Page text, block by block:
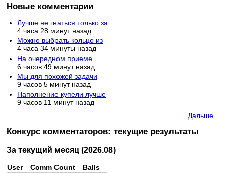
Новые комментарии
Лучше не гнаться только за
4 часа 28 минут назад
Можно выбрать кольцо из
4 часа 34 минуты назад
На очередном приеме
6 часов 49 минут назад
Мы для похожей задачи
9 часов 5 минут назад
Наполнение купели лучше
9 часов 11 минут назад
Дальше...
Конкурс комментаторов: текущие результаты
За текущий месяц (2026.08)
User Comm Count
Balls